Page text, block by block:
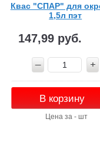
Квас "СПАР" для
1,5л пэт
147,99 руб.
В корзину
Цена за - шт